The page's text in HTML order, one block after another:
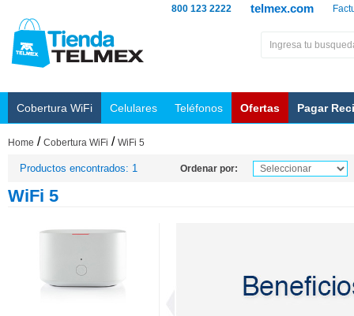
telmex.com
800 123 2222
Cobertura WiFi Celulares Teléfonos Ofertas Pagar
Home / Cobertura WiFi / WiFi 5
Productos encontrados: 1 Ordenar por:
WiFi 5